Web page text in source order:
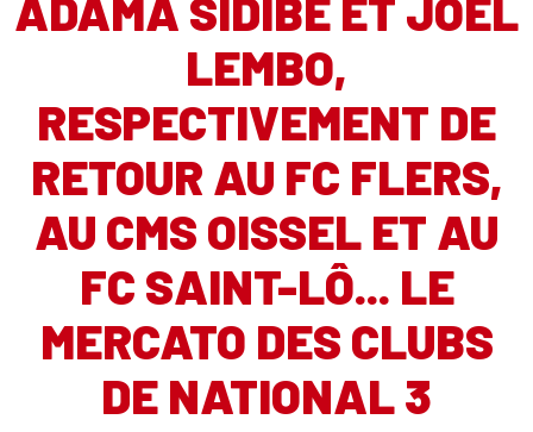
ADAMA SIDIBÉ ET JOËL
LEMBO,
RESPECTIVEMENT DE
RETOUR AU FC FLERS,
AU CMS OISSEL ET AU
FC SAINT-LÔ... LE
MERCATO DES CLUBS
DE NATIONAL 3